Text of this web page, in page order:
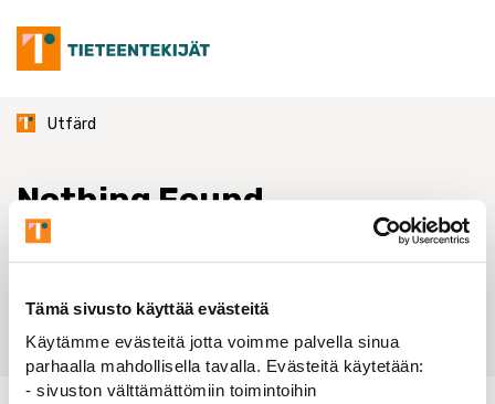
Tämä sivusto käyttää evästeitä
Käytämme evästeitä jotta voimme palvella sinua
parhaalla mahdollisella tavalla. Evästeitä käytetään:
- sivuston välttämättömiin toimintoihin
content
Utfärd
Nothing Found